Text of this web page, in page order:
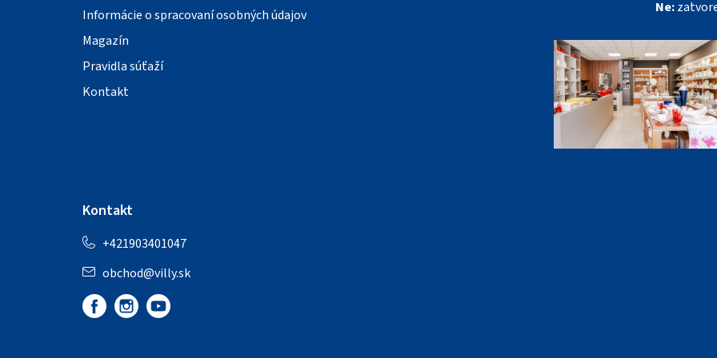
Informácie o spracovaní osobných údajov
Magazín
Pravidla súťaží
Kontakt
Ne:
Kontakt
obchod@villy.sk
+421903401047